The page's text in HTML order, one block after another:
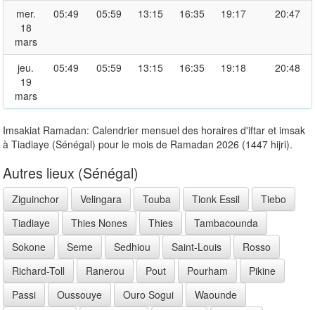
mer.
18
mars
05:49 05:59 13:15 16:35 19:17 20:47
jeu.
19
mars
05:49 05:59 13:15 16:35 19:18 20:48
Imsakiat Ramadan: Calendrier mensuel des horaires d'iftar et imsak
à Tiadiaye (Sénégal) pour le mois de Ramadan 2026 (1447 hijri).
Autres lieux (Sénégal)
Ziguinchor Velingara Touba Tionk Essil
Tiebo
Tiadiaye
Thies Nones Thies
Tambacounda
Sokone
Seme Sedhiou Saint-Louis
Rosso
Richard-Toll
Ranerou Pout Pourham
Pikine
Passi
Oussouye Ouro Sogui
Waounde